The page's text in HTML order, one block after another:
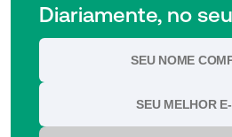
Diariamente, no